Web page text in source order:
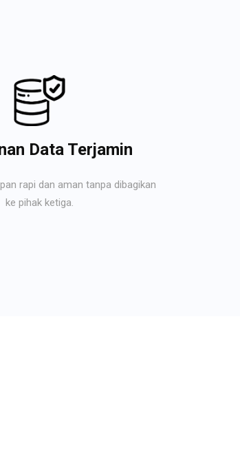
Data Terjamin
rapi dan aman tanpa dibagikan
ke pihak ketiga.